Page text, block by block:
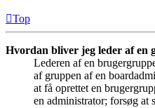
Top
Hvordan bliver jeg leder af en
Lederen af en
af gruppen af en
at få oprettet en
en administrator; forsøg at